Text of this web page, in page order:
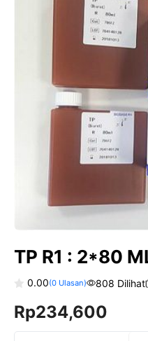
TP R1 : 2*80
o
u
0.00(0Ulasan) 808 Dilihat
Rp234,600